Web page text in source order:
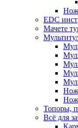
EDC
Мачете
Топоры,
Всё для